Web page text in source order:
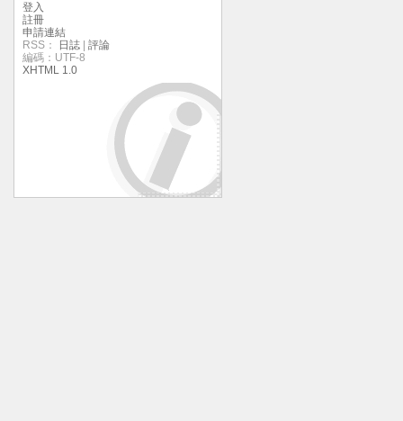
登入
註冊
申請連結
RSS：
日誌
評論
編碼：UTF-8
XHTML 1.0